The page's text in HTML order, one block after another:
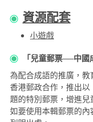
資源配套
小遊戲
「兒童郵票──中
為配合成語的推廣，
香港郵政合作，推出
題的特別郵票，增進兒
如要使用本輯郵票的